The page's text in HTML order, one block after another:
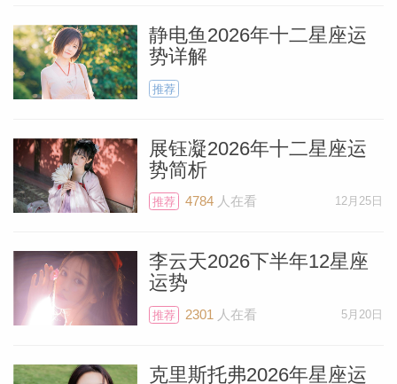
静电鱼2026年十二星座运
势详解
推荐
展钰凝2026年十二星座运
势简析
推荐 4784人在看 12月25日
李云天2026下半年12星座
运势
推荐 2301 人在看 5月20日
克里斯托弗2026年星座运